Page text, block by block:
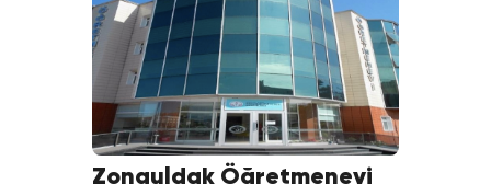
Zonguldak Öğretmenevi